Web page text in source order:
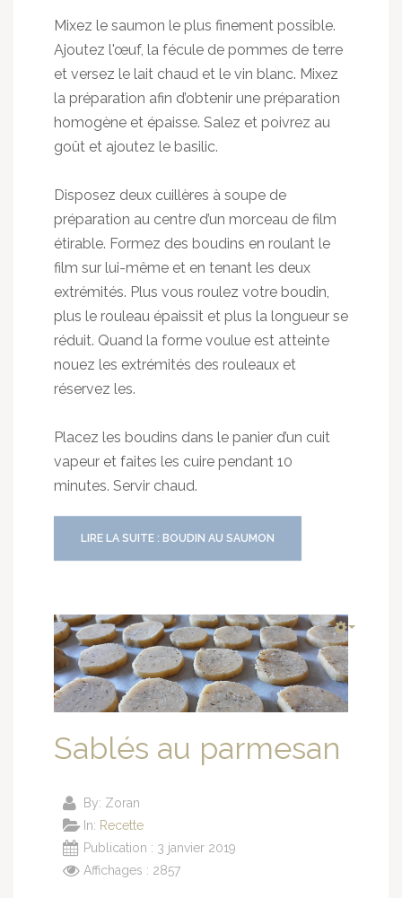
Mixez le saumon le plus finement possible.
Ajoutez l'œuf, la fécule de pommes de terre
et versez le lait chaud et le vin blanc. Mixez
la préparation afin d’obtenir une préparation
homogène et épaisse. Salez et poivrez au
goût et ajoutez le basilic.
Disposez deux cuillères à soupe de
préparation au centre d’un morceau de film
étirable. Formez des boudins en roulant le
film sur lui-même et en tenant les deux
extrémités. Plus vous roulez votre boudin,
plus le rouleau épaissit et plus la longueur se
réduit. Quand la forme voulue est atteinte
nouez les extrémités des rouleaux et
réservez les.
Placez les boudins dans le panier d’un cuit
vapeur et faites les cuire pendant 10
minutes. Servir chaud.
LIRE LA SUITE : BOUDIN AU SAUMON
Sablés au parmesan
By: Zoran
In: Recette
Publication : 3 janvier 2019
Affichages : 2857